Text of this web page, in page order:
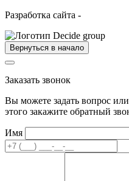
Разработка сайта -
Вернуться в начало
Заказать звонок
Вы можете задать вопрос
этого закажите обратный
Имя